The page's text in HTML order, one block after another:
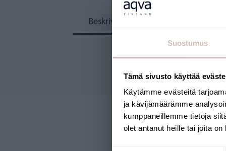
Suostumus
Tämä sivusto käyttää
Käytämme evästeitä
ja kävijämäärämme
kumppaneillemme tietoja
olet antanut heille tai joita
Beskrivning